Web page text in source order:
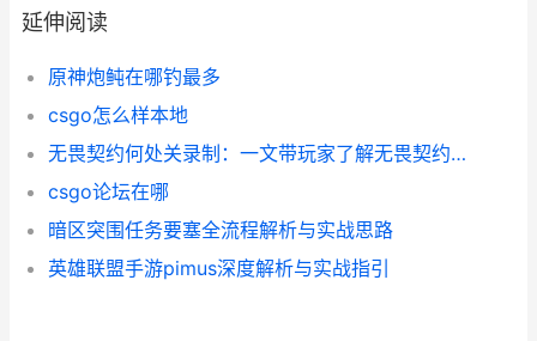
延伸阅读
原神炮鲀在哪钓最多
csgo怎么样本地
无畏契约何处关录制：一文带玩家了解无畏契约关卡录制技巧
csgo论坛在哪
暗区突围任务要塞全流程解析与实战思路
英雄联盟手游pimus深度解析与实战指引